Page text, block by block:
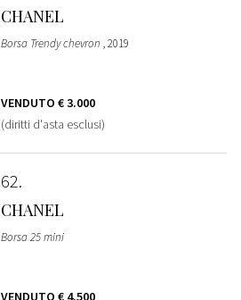
CHANEL
Borsa Trendy chevron , 2019
VENDUTO € 3.000
(diritti d'asta esclusi)
62
CHANEL
Borsa 25 mini
VENDUTO € 4.500